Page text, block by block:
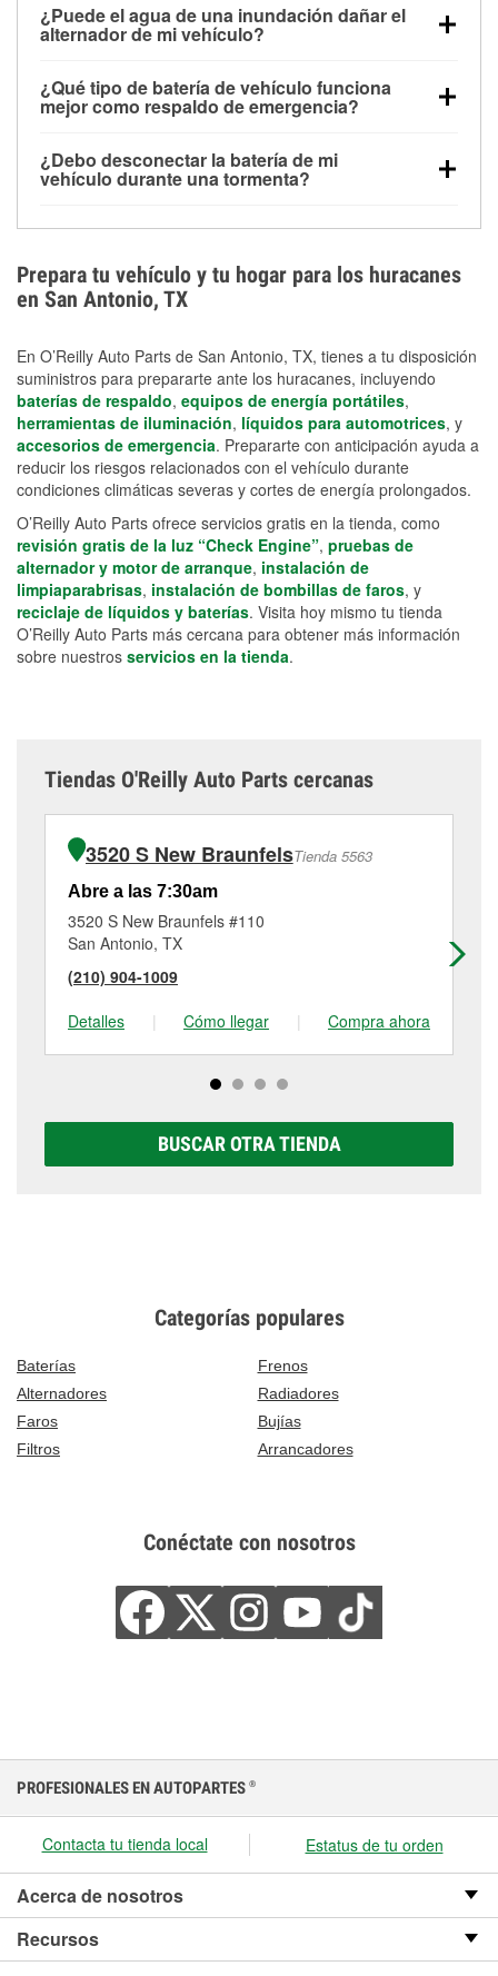
alimentar pequeños accesorios durante un tiempo
limitado, pero el uso repetido sin conducir el vehículo
contar con un equipo de carga de respaldo para
cortes prolongados.
¿Puede el agua de una inundación dañar el
alternador de mi vehículo?
parte baja del compartimento del motor y pueden
dañarse si se sumergen, lo que puede provocar una
días después de la exposición.
¿Qué tipo de batería de vehículo funciona
mejor como respaldo de emergencia?
para aplicaciones de ciclo profundo porque son
selladas, resistentes a las vibraciones y más
¿Debo desconectar la batería de mi
vehículo durante una tormenta?
los daños por inundación. Evitar el agua estancada y
preparar opciones de carga de respaldo son
medidas de protección más efectivas.
Prepara tu vehículo y tu hogar para los huracanes
en San Antonio, TX
En O’Reilly Auto Parts de San Antonio, TX, tienes a tu disposición
suministros para prepararte ante los huracanes, incluyendo
baterías de respaldo, equipos de energía portátiles,
herramientas de iluminación, líquidos para automotrices, y
accesorios de emergencia. Prepararte con anticipación ayuda a
reducir los riesgos relacionados con el vehículo durante
condiciones climáticas severas y cortes de energía prolongados.
O’Reilly Auto Parts ofrece servicios gratis en la tienda, como
revisión gratis de la luz “Check Engine”, pruebas de
alternador y motor de arranque, instalación de
limpiaparabrisas, instalación de bombillas de faros, y
reciclaje de líquidos y baterías. Visita hoy mismo tu tienda
O’Reilly Auto Parts más cercana para obtener más información
sobre nuestros servicios en la tienda.
Tiendas O'Reilly Auto Parts cercanas
3520 S New BraunfelsTienda 5563
Abre a las 7:30am
3520 S New Braunfels #110
San Antonio, TX
(210) 904-1009
Detalles
| Cómo llegar | Compra ahora
BUSCAR OTRA TIENDA
Categorías populares
Baterías
Frenos
Alternadores
Radiadores
Faros
Bujías
Filtros
Arrancadores
Conéctate con nosotros
PROFESIONALES EN AUTOPARTES ®
Contacta tu tienda local Estatus de tu orden
Acerca de nosotros
Recursos